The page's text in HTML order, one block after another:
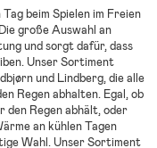
beim Spielen im Freien
große Auswahl an
und sorgt dafür, dass
Unser Sortiment
und Lindberg, die alle
Regen abhalten. Egal, ob
den Regen abhält, oder
an kühlen Tagen
Wahl. Unser Sortiment